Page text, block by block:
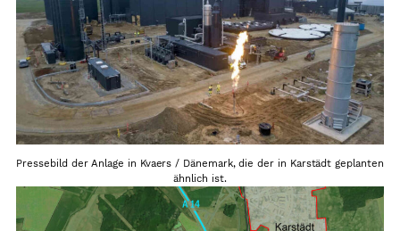
Pressebild der Anlage in Kvaers / Dänemark, die der in Karstädt geplanten
ähnlich ist.